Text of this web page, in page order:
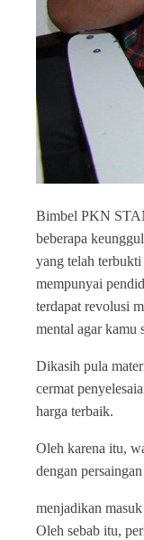
Bimbel PKN
beberapa
yang telah
mempunyai
terdapat revolusi
mental agar kamu
Dikasih pula
cermat
harga terbaik.
Oleh karena itu,
dengan
menjadikan
Oleh sebab itu,